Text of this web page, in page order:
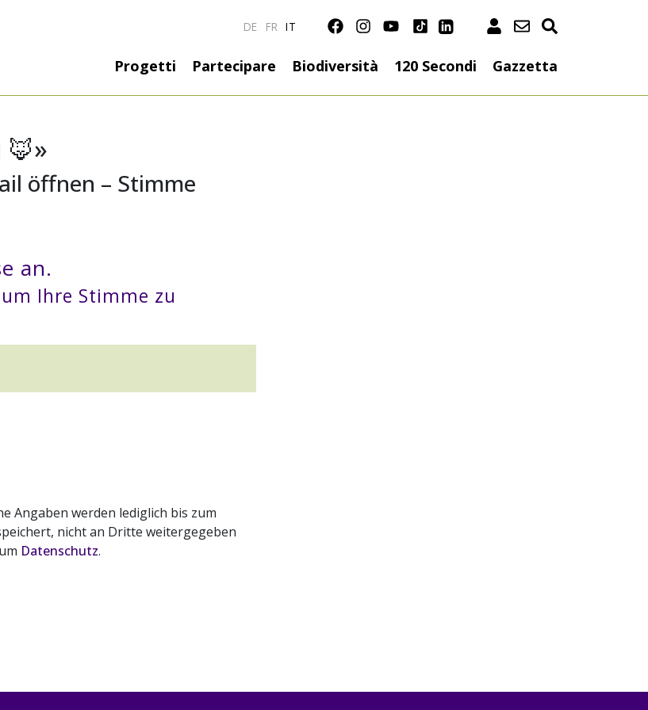
DE FR IT
Hauptnavigation
Progetti Partecipare Biodiversità 120 Secondi Gazzetta
öffnen – Stimme
an.
Ihre Stimme zu
Angaben werden lediglich bis zum
nicht an Dritte weitergegeben
Datenschutz.